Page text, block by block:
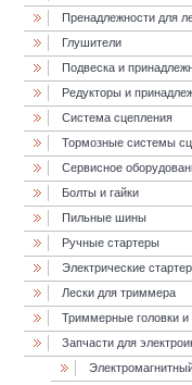
Пренадлежности для
Глушители
Подвеска и
Редукторы и
Система сцепления
Тормозные системы
Сервисное
Болты и гайки
Пильные шины
Ручные стартеры
Электрические
Лески для триммера
Триммерные головки и
Запчасти для